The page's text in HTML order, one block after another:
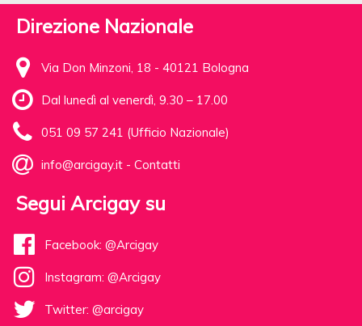
Direzione Nazionale
Via Don Minzoni, 18 - 40121 Bologna
Dal lunedì al venerdì, 9.30 – 17.00
051 09 57 241 (Ufficio Nazionale)
info@arcigay.it - Contatti
Segui Arcigay su
Facebook: @Arcigay
Instagram: @Arcigay
Twitter: @arcigay